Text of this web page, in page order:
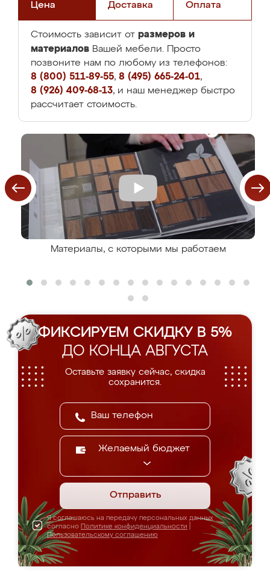
Цена Доставка Оплата
Стоимость зависит от размеров и
материалов Вашей мебели. Просто
позвоните нам по любому из телефонов:
8 (800) 511-89-55, 8 (495) 665-24-01,
8 (926) 409-68-13, и наш менеджер быстро
рассчитает стоимость.
Материалы, с которыми мы работаем
ФИКСИРУЕМ СКИДКУ В 5%
ДО КОНЦА АВГУСТА
Оставьте заявку сейчас, скидка
сохранится.
Желаемый бюджет
Отправить
Я соглашаюсь на передачу персональных данных
согласно Политике конфиденциальности
Пользовательскому соглашению